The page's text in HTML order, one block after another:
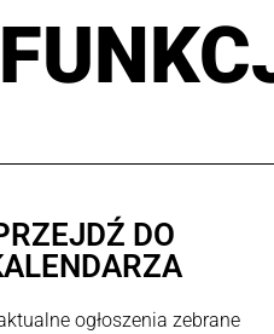
DO
ogłoszenia zebrane